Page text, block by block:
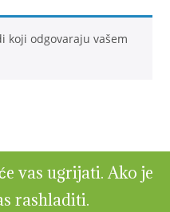
koji odgovaraju vašem
vas ugrijati. Ako je
rashladiti.